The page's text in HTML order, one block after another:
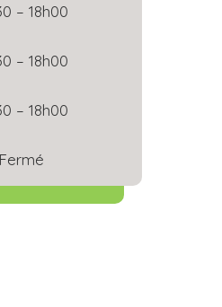
– 18h00
– 18h00
– 18h00
Fermé